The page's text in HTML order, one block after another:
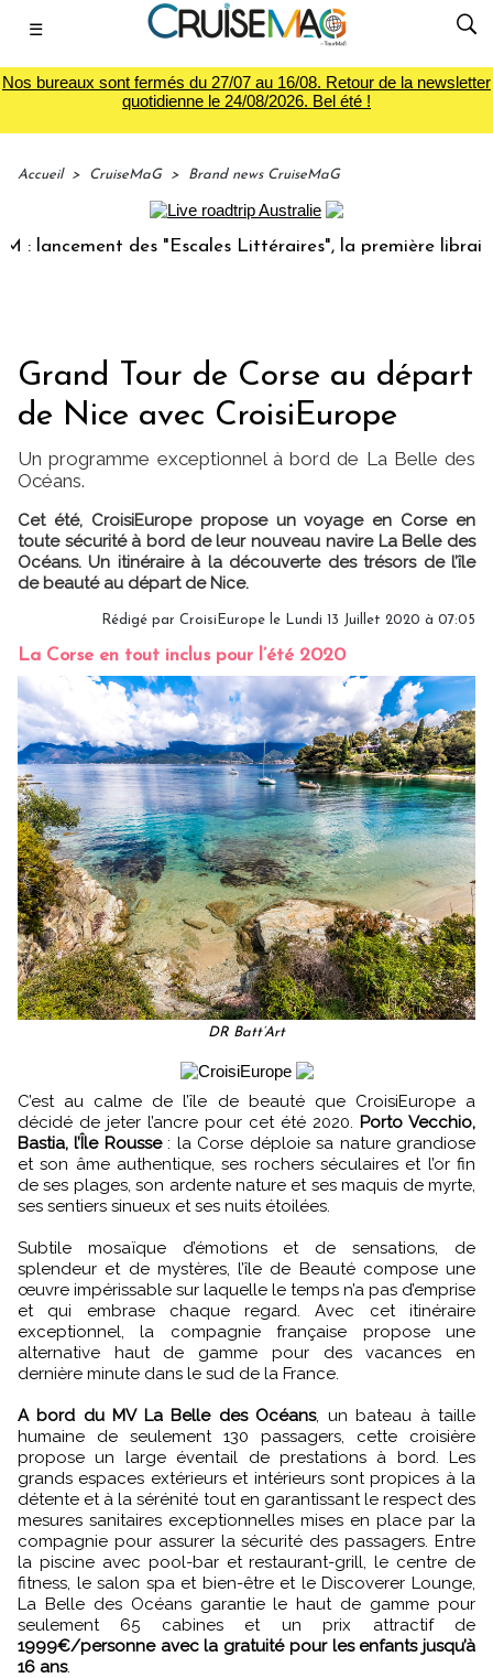
☰
Nos bureaux sont fermés du 27/07 au 16/08. Retour de la newsletter
quotidienne le 24/08/2026. Bel été !
Accueil > CruiseMaG > Brand news CruiseMaG
des "Escales Littéraires", la première librairie du
Grand Tour de Corse au départ
de Nice avec CroisiEurope
Un programme exceptionnel à bord de La Belle des
Océans.
Cet été, CroisiEurope propose un voyage en Corse en
toute sécurité à bord de leur nouveau navire La Belle des
Océans. Un itinéraire à la découverte des trésors de l’île
de beauté au départ de Nice.
Rédigé par CroisiEurope le Lundi 13 Juillet 2020 à 07:05
La Corse en tout inclus pour l’été 2020
DR Batt’Art
C’est au calme de l’île de beauté que CroisiEurope a
décidé de jeter l’ancre pour cet été 2020. Porto Vecchio,
Bastia, l’Île Rousse: la Corse déploie sa nature grandiose
et son âme authentique, ses rochers séculaires et l’or fin
de ses plages, son ardente nature et ses maquis de myrte,
ses sentiers sinueux et ses nuits étoilées.
Subtile mosaïque d’émotions et de sensations, de
splendeur et de mystères, l’île de Beauté compose une
œuvre impérissable sur laquelle le temps n’a pas d’emprise
et qui embrase chaque regard. Avec cet itinéraire
exceptionnel, la compagnie française propose une
alternative haut de gamme pour des vacances en
dernière minute dans le sud de la France.
A bord du MV La Belle des Océans, un bateau à taille
humaine de seulement 130 passagers, cette croisière
propose un large éventail de prestations à bord. Les
grands espaces extérieurs et intérieurs sont propices à la
détente et à la sérénité tout en garantissant le respect des
mesures sanitaires exceptionnelles mises en place par la
compagnie pour assurer la sécurité des passagers. Entre
la piscine avec pool-bar et restaurant-grill, le centre de
fitness, le salon spa et bien-être et le Discoverer Lounge,
La Belle des Océans garantie le haut de gamme pour
seulement 65 cabines et un prix attractif de
1999€/personne avec la gratuité pour les enfants jusqu’à
16 ans.